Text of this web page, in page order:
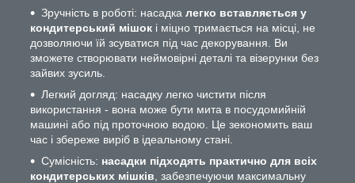
Зручність в роботі: насадка легко вставляється у
кондитерський мішок і міцно тримається на місці, не
дозволяючи їй зсуватися під час декорування. Ви
зможете створювати неймовірні деталі та візерунки без
зайвих зусиль.
Легкий догляд: насадку легко чистити після
використання - вона може бути мита в посудомийній
машині або під проточною водою. Це зекономить ваш
час і збереже виріб в ідеальному стані.
Сумісність: насадки підходять практично для всіх
кондитерських мішків , забезпечуючи максимальну